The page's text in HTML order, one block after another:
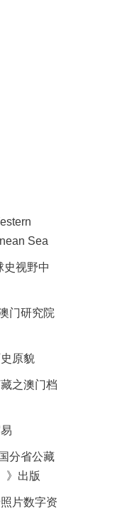
Sea
史视野中
门研究院
原貌
之澳门档
分省公藏
》出版
片数字资